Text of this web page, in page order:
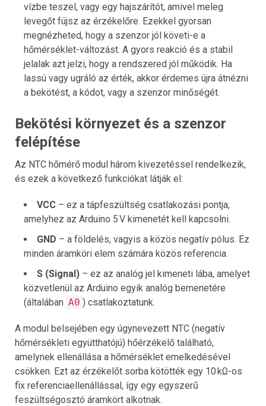
vízbe teszel, vagy egy hajszárítót, amivel meleg
levegőt fújsz az érzékelőre. Ezekkel gyorsan
megnézheted, hogy a szenzor jól követi-e a
hőmérséklet-változást. A gyors reakció és a stabil
jelalak azt jelzi, hogy a rendszered jól működik. Ha
lassú vagy ugráló az érték, akkor érdemes újra átnézni
a bekötést, a kódot, vagy a szenzor minőségét.
Bekötési környezet és a szenzor
felépítése
Az NTC hőmérő modul három kivezetéssel rendelkezik,
és ezek a következő funkciókat látják el:
VCC – ez a tápfeszültség csatlakozási pontja,
amelyhez az Arduino 5 V kimenetét kell kapcsolni.
GND – a földelés, vagyis a közös negatív pólus. Ez
minden áramköri elem számára közös referencia.
S (Signal) – ez az analóg jel kimeneti lába, amelyet
közvetlenül az Arduino egyik analóg bemenetére
(általában A0 ) csatlakoztatunk.
A modul belsejében egy úgynevezett NTC (negatív
hőmérsékleti együtthatójú) hőérzékelő található,
amelynek ellenállása a hőmérséklet emelkedésével
csökken. Ezt az érzékelőt sorba kötötték egy 10 kΩ-os
fix referenciaellenállással, így egy egyszerű
feszültségosztó áramkört alkotnak.